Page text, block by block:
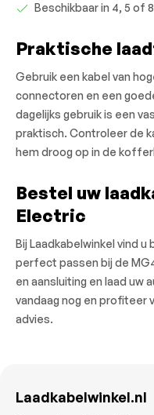
Beschikbaar in 4, 5 of
Praktische
Gebruik een kabel van
connectoren en een
dagelijks gebruik is een
praktisch. Controleer de
hem droog op in de
Bestel uw
Electric
Bij Laadkabelwinkel vind
perfect passen bij de
en aansluiting en laad uw
vandaag nog en profiteer
advies.
Laadkabelwinkel.nl